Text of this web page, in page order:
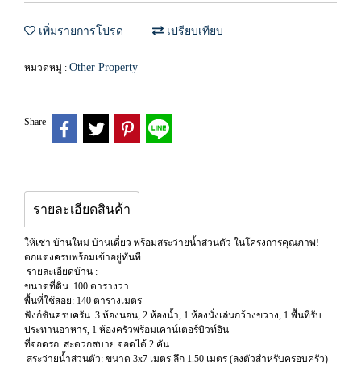
เพิ่มรายการโปรด เปรียบเทียบ
หมวดหมู่ : Other Property
Share
รายละเอียดสินค้า
ให้เช่า บ้านใหม่ บ้านเดี่ยว พร้อมสระว่ายน้ำส่วนตัว ในโครงการคุณภาพ!
ตกแต่งครบพร้อมเข้าอยู่ทันที
​ รายละเอียดบ้าน :
​ขนาดที่ดิน: 100 ตารางวา
​พื้นที่ใช้สอย: 140 ตารางเมตร
​ฟังก์ชันครบครัน: 3 ห้องนอน, 2 ห้องน้ำ, 1 ห้องนั่งเล่นกว้างขวาง, 1 พื้นที่รับ
ประทานอาหาร, 1 ห้องครัวพร้อมเคาน์เตอร์บิวท์อิน
​ที่จอดรถ: สะดวกสบาย จอดได้ 2 คัน
​ สระว่ายน้ำส่วนตัว: ขนาด 3x7 เมตร ลึก 1.50 เมตร (ลงตัวสำหรับครอบครัว)